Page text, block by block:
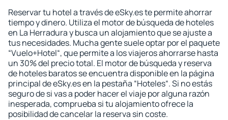
Reservar tu hotel a través de eSky.es te permite ahorrar
tiempo y dinero. Utiliza el motor de búsqueda de hoteles
en La Herradura y busca un alojamiento que se ajuste a
tus necesidades. Mucha gente suele optar por el paquete
“Vuelo+Hotel“, que permite a los viajeros ahorrarse hasta
un 30% del precio total. El motor de búsqueda y reserva
de hoteles baratos se encuentra disponible en la página
principal de eSky.es en la pestaña “Hoteles“. Si no estás
seguro de si vas a poder hacer el viaje por alguna razón
inesperada, comprueba si tu alojamiento ofrece la
posibilidad de cancelar la reserva sin coste.